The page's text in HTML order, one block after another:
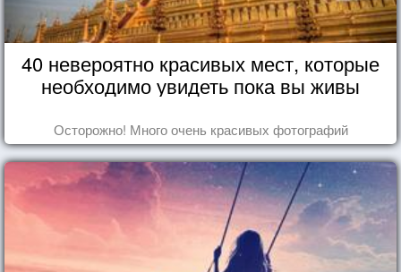
40 невероятно красивых мест, которые
необходимо увидеть пока вы живы
Осторожно! Много очень красивых фотографий